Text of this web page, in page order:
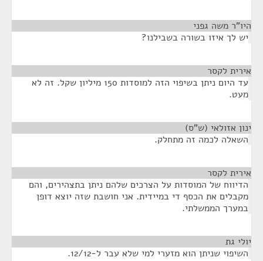
היו"ר משה גפני
יש לך איזו בשורה בשבילנו?
אירית לקסר
עד היום ניתן בשיפוי הזה למוסדות 150 מיליון שקל. זה לא
מעט.
ינון אזולאי (ש"ס)
השאלה לכמה זה מתחלק.
אירית לקסר
הדיווח של המוסדות על הצרכים שלהם ניתן בתצהירים, והם
מקבלים את הכסף די במיידית. אני חושבת שזה יוצא דופן
במערך הממשלתי.
יולי גת
השיפוי שניתן הוא מזערי למי שלא עבר ל-12/12.